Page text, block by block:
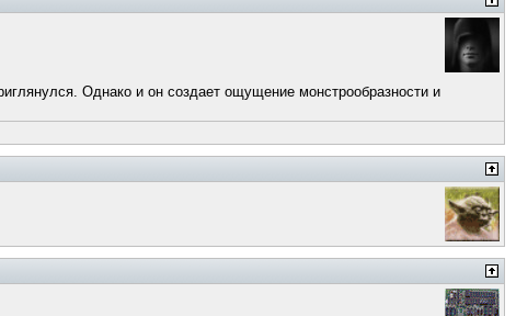
Однако и он создает ощущение монстрообразности и